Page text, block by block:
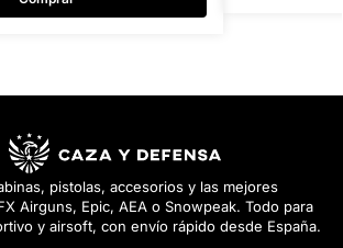
pistolas, accesorios y las mejores
Airguns, Epic, AEA o Snowpeak. Todo para
y airsoft, con envío rápido desde España.